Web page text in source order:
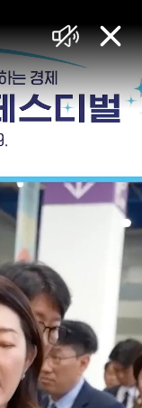
음
소
거
닫
기